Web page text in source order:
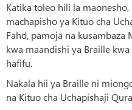
Katika toleo hili la
machapisho ya Kituo cha
Fahd, pamoja na kusambaza
kwa maandishi ya Braille
hafifu.
Nakala hii ya Braille ni
na Kituo cha Uchapishaji